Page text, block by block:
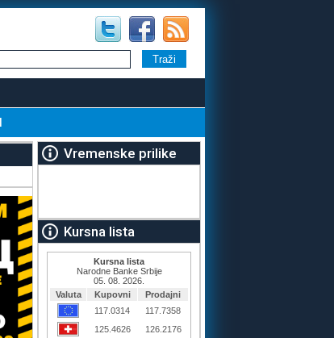
Vremenske prilike
Kursna lista